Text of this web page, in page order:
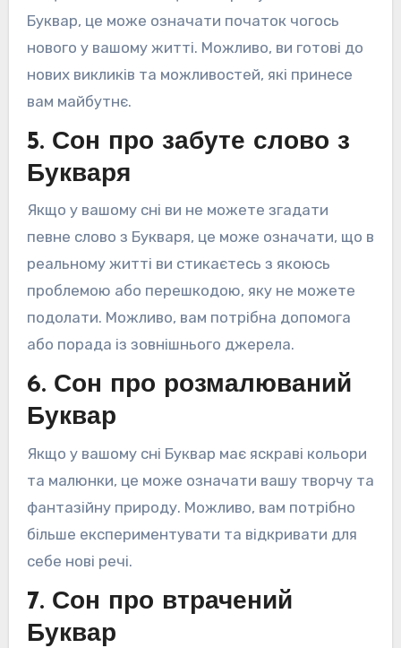
Буквар, це може означати початок чогось
нового у вашому житті. Можливо, ви готові до
нових викликів та можливостей, які принесе
вам майбутнє.
5. Сон про забуте слово з
Букваря
Якщо у вашому сні ви не можете згадати
певне слово з Букваря, це може означати, що в
реальному житті ви стикаєтесь з якоюсь
проблемою або перешкодою, яку не можете
подолати. Можливо, вам потрібна допомога
або порада із зовнішнього джерела.
6. Сон про розмалюваний
Буквар
Якщо у вашому сні Буквар має яскраві кольори
та малюнки, це може означати вашу творчу та
фантазійну природу. Можливо, вам потрібно
більше експериментувати та відкривати для
себе нові речі.
7. Сон про втрачений
Буквар